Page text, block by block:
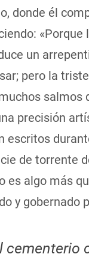
donde él
«Porque
un
pero la
salmos
precisión
escritos
de torrente
es algo más
y gobernado
cementerio